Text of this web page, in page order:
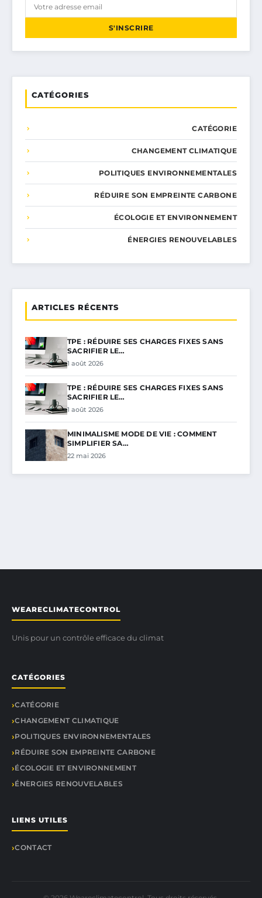
S'INSCRIRE
CATÉGORIES
CATÉGORIE
CHANGEMENT CLIMATIQUE
POLITIQUES ENVIRONNEMENTALES
RÉDUIRE SON EMPREINTE CARBONE
ÉCOLOGIE ET ENVIRONNEMENT
ÉNERGIES RENOUVELABLES
ARTICLES RÉCENTS
TPE : RÉDUIRE SES CHARGES FIXES SANS
SACRIFIER LE…
1 août 2026
TPE : RÉDUIRE SES CHARGES FIXES SANS
SACRIFIER LE…
1 août 2026
MINIMALISME MODE DE VIE : COMMENT
SIMPLIFIER SA…
22 mai 2026
WEARECLIMATECONTROL
Unis pour un contrôle efficace du climat
CATÉGORIES
CATÉGORIE
CHANGEMENT CLIMATIQUE
POLITIQUES ENVIRONNEMENTALES
RÉDUIRE SON EMPREINTE CARBONE
ÉCOLOGIE ET ENVIRONNEMENT
ÉNERGIES RENOUVELABLES
LIENS UTILES
CONTACT